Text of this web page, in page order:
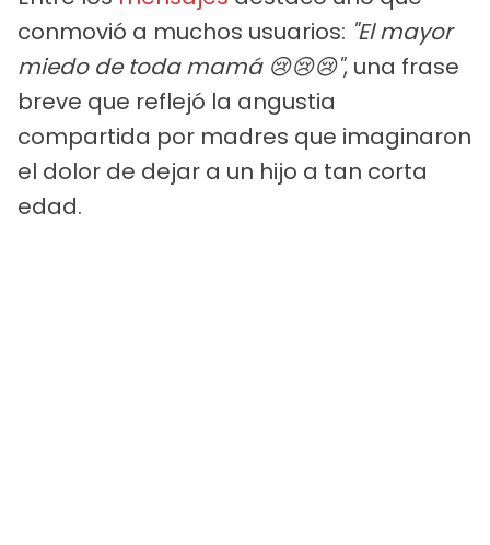
conmovió a muchos usuarios: "El mayor
miedo de toda mamá 😢😢😢", una frase
breve que reflejó la angustia
compartida por madres que imaginaron
el dolor de dejar a un hijo a tan corta
edad.